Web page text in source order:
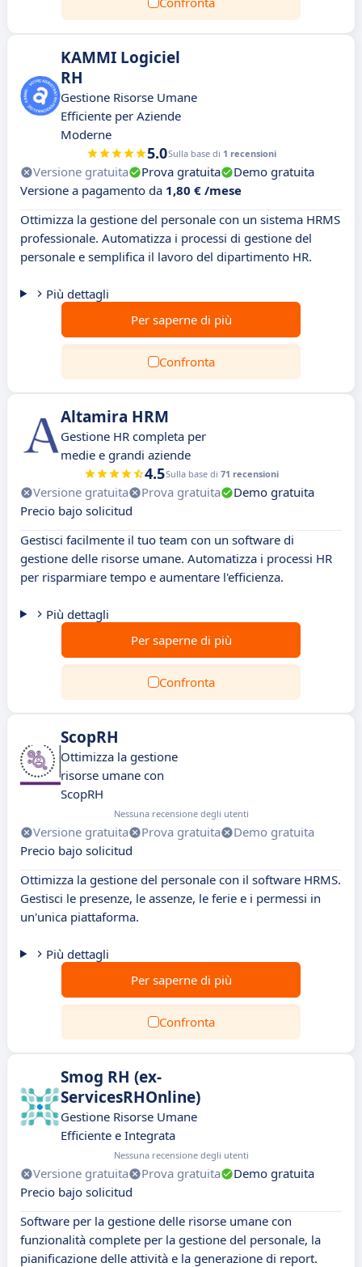
KAMMI Logiciel
RH
Gestione Risorse Umane
Efficiente per Aziende
Moderne
5.0Sulla base di 1 recensioni
Versione gratuita Prova gratuita
Demo gratuita
Versione a pagamento da 1,80 € /mese
Ottimizza la gestione del personale con un sistema HRMS
professionale. Automatizza i processi di gestione del
personale e semplifica il lavoro del dipartimento HR.
Più dettagli
Per saperne di più
Confronta
Altamira HRM
Gestione HR completa per
medie e grandi aziende
4.5Sulla base di 71 recensioni
Versione gratuita Prova gratuita
Demo gratuita
Precio bajo solicitud
Gestisci facilmente il tuo team con un software di
gestione delle risorse umane. Automatizza i processi HR
per risparmiare tempo e aumentare l'efficienza.
Più dettagli
Per saperne di più
Confronta
ScopRH
Ottimizza la gestione
risorse umane con
ScopRH
Nessuna recensione degli utenti
Versione gratuita Prova gratuita
Demo gratuita
Precio bajo solicitud
Ottimizza la gestione del personale con il software HRMS.
Gestisci le presenze, le assenze, le ferie e i permessi in
un'unica piattaforma.
Più dettagli
Per saperne di più
Confronta
Smog RH (ex-
ServicesRHOnline)
Gestione Risorse Umane
Efficiente e Integrata
Nessuna recensione degli utenti
Versione gratuita Prova gratuita
Demo gratuita
Precio bajo solicitud
Software per la gestione delle risorse umane con
funzionalità complete per la gestione del personale, la
pianificazione delle attività e la generazione di report.